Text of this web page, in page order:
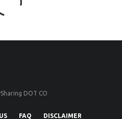
DOT CO
FAQ DISCLAIMER